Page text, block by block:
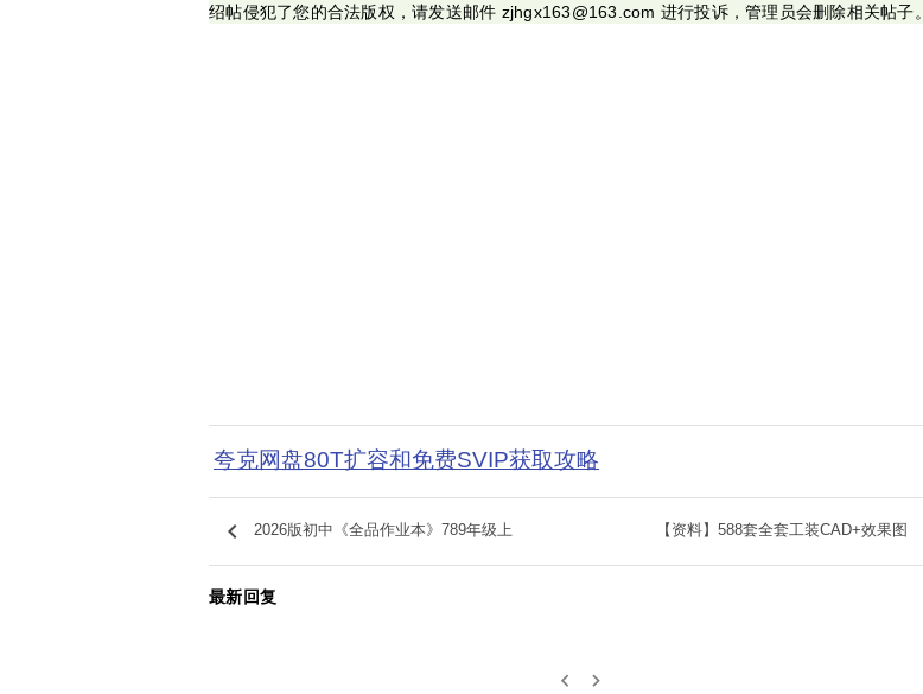
绍帖侵犯了您的合法版权，请发送邮件 zjhgx163@163.com 进行投诉，管理员会删除相关帖子。
夸克网盘80T扩容和免费SVIP获取攻略
keyboard_arrow_left 2026版初中《全品作业本》789年级上 【资料】588套全套工装CAD+效果图
最新回复
keyboard_arrow_left keyboard_arrow_right